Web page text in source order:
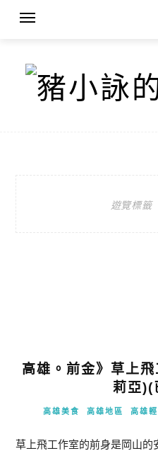
遊覽標籤
高雄。前金》草上
莉亞)(
高雄美食 高雄地區 高雄
草上飛工作室的前身是岡山